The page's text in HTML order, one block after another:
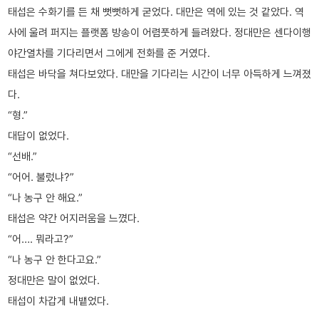
태섭은 수화기를 든 채 뻣뻣하게 굳었다. 대만은 역에 있는 것 같았다. 역
사에 울려 퍼지는 플랫폼 방송이 어렴풋하게 들려왔다. 정대만은 센다이행
야간열차를 기다리면서 그에게 전화를 준 거였다.
태섭은 바닥을 쳐다보았다. 대만을 기다리는 시간이 너무 아득하게 느껴졌
다.
“형.”
대답이 없었다.
“선배.”
“어어. 불렀냐?”
“나 농구 안 해요.”
태섭은 약간 어지러움을 느꼈다.
“어…. 뭐라고?”
“나 농구 안 한다고요.”
정대만은 말이 없었다.
태섭이 차갑게 내뱉었다.